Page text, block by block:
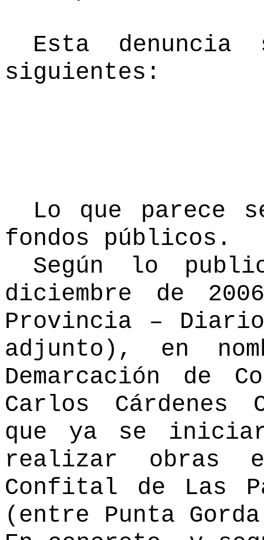
Esta
siguientes:
Lo que parece
fondos públicos.
Según lo
diciembre de
Provincia –
adjunto), en
Demarcación de
Carlos Cárdenes
que ya se
realizar obras
Confital de Las
(entre Punta